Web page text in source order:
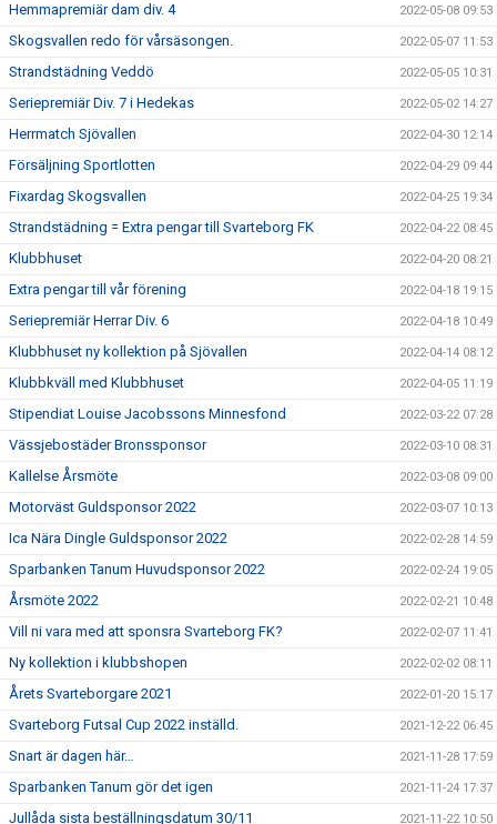
Hemmapremiär dam div. 4 2022-05-08 09:53
Skogsvallen redo för vårsäsongen. 2022-05-07 11:53
Strandstädning Veddö 2022-05-05 10:31
Seriepremiär Div. 7 i Hedekas 2022-05-02 14:27
Herrmatch Sjövallen 2022-04-30 12:14
Försäljning Sportlotten 2022-04-29 09:44
Fixardag Skogsvallen 2022-04-25 19:34
Strandstädning = Extra pengar till Svarteborg FK 2022-04-22 08:45
Klubbhuset 2022-04-20 08:21
Extra pengar till vår förening 2022-04-18 19:15
Seriepremiär Herrar Div. 6 2022-04-18 10:49
Klubbhuset ny kollektion på Sjövallen 2022-04-14 08:12
Klubbkväll med Klubbhuset 2022-04-05 11:19
Stipendiat Louise Jacobssons Minnesfond 2022-03-22 07:28
Vässjebostäder Bronssponsor 2022-03-10 08:31
Kallelse Årsmöte 2022-03-08 09:00
Motorväst Guldsponsor 2022 2022-03-07 10:13
Ica Nära Dingle Guldsponsor 2022 2022-02-28 14:59
Sparbanken Tanum Huvudsponsor 2022 2022-02-24 19:05
Årsmöte 2022 2022-02-21 10:48
Vill ni vara med att sponsra Svarteborg FK? 2022-02-07 11:41
Ny kollektion i klubbshopen 2022-02-02 08:11
Årets Svarteborgare 2021 2022-01-20 15:17
Svarteborg Futsal Cup 2022 inställd. 2021-12-22 06:45
Snart är dagen här… 2021-11-28 17:59
Sparbanken Tanum gör det igen 2021-11-24 17:37
Jullåda sista beställningsdatum 30/11 2021-11-22 10:50